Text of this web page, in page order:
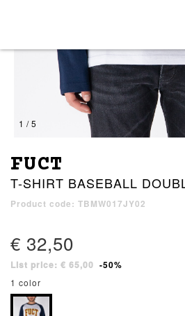
1 / 5
FUCT
T-SHIRT BASEBALL
Product code: TBMW017JY02
€ 32,50
List price: € 65,00 -50%
1 color